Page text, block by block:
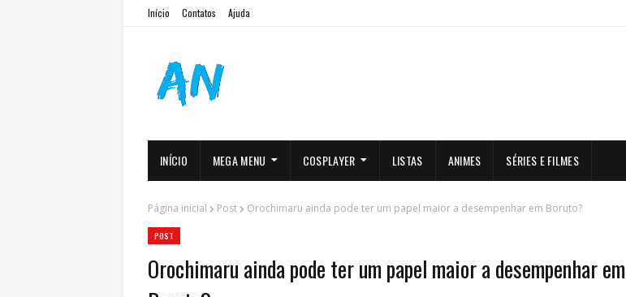
Início Contatos Ajuda
INÍCIO MEGA MENU COSPLAYER LISTAS ANIMES SÉRIES E FILMES
Página inicial Post Orochimaru ainda pode ter um papel maior a desempenhar em Boruto?
POST
Orochimaru ainda pode ter um papel maior a desempenhar em